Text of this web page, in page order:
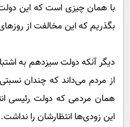
با همان چیزی است که این
بگذریم که این مخالفت از
دیگر آنکه دولت سیزدهم به
از مردم می‌داند که چندان
همان مردمی که دولت رئیسی
این زودی‌ها انتظارشان را نداشت.